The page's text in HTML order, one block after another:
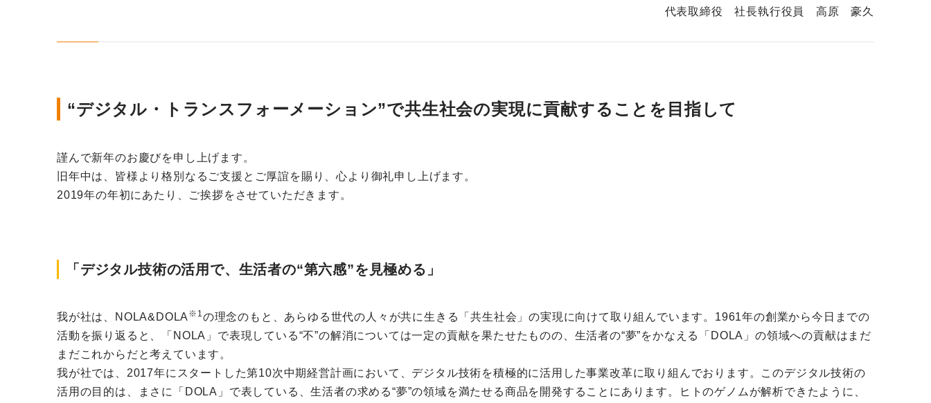
代表取締役 社長執行役員 高原 豪久
“デジタル・トランスフォーメーション”で共生社会の実現に貢献することを目指して
謹んで新年のお慶びを申し上げます。
旧年中は、皆様より格別なるご支援とご厚誼を賜り、心より御礼申し上げます。
2019年の年初にあたり、ご挨拶をさせていただきます。
「デジタル技術の活用で、生活者の“第六感”を見極める」
我が社は、NOLA&DOLA ※1の理念のもと、あらゆる世代の人々が共に生きる「共生社会」の実現に向けて取り組んでいます。1961年の創業から今日までの
活動を振り返ると、「NOLA」で表現している“不”の解消については一定の貢献を果たせたものの、生活者の“夢”をかなえる「DOLA」の領域への貢献はまだ
まだこれからだと考えています。
我が社では、2017年にスタートした第10次中期経営計画において、デジタル技術を積極的に活用した事業改革に取り組んでおります。このデジタル技術の
活用の目的は、まさに「DOLA」で表している、生活者の求める“夢”の領域を満たせる商品を開発することにあります。ヒトのゲノムが解析できたように、